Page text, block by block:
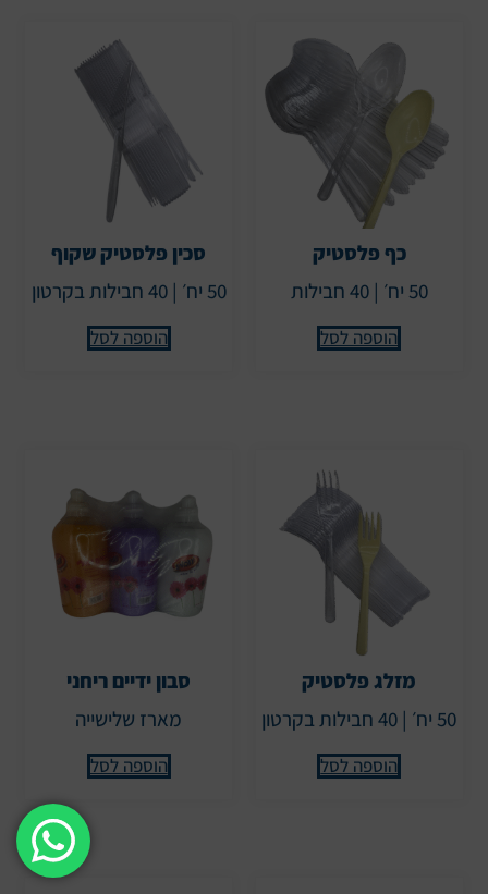
כף פלסטיק
50 יח׳ | 40 חבילות
הוספה לסל
סכין פלסטיק שקוף
50 יח׳ | 40 חבילות בקרטון
הוספה לסל
מזלג פלסטיק
50 יח׳ | 40 חבילות בקרטון
הוספה לסל
סבון ידיים ריחני
מארז שלישייה
הוספה לסל